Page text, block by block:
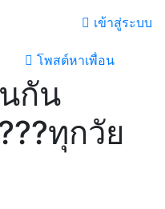
เข้าสู่ระบบ
โพสต์หาเพื่อน
กัน
ทุกวัย